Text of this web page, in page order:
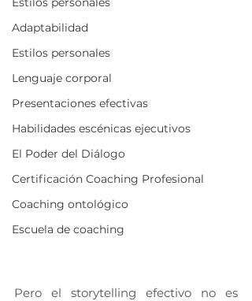
Adaptabilidad
Estilos personales
Lenguaje corporal
Presentaciones efectivas
Habilidades escénicas ejecutivos
El Poder del Diálogo
Certificación Coaching Profesional
Coaching ontológico
Escuela de coaching
Pero el storytelling efectivo no es